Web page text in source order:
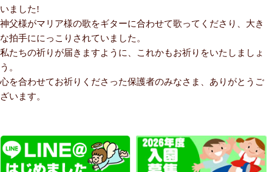
いました!
神父様がマリア様の歌をギターに合わせて歌ってくださり、大き
な拍手ににっこりされていました。
私たちの祈りが届きますように、これかもお祈りをいたしましょ
う。
心を合わせてお祈りくださった保護者のみなさま、ありがとうご
ざいます。